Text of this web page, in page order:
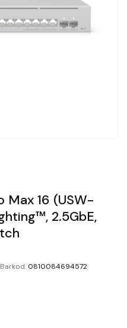
Max 16 (USW-
2.5GbE,
Barkod: 0810084694572